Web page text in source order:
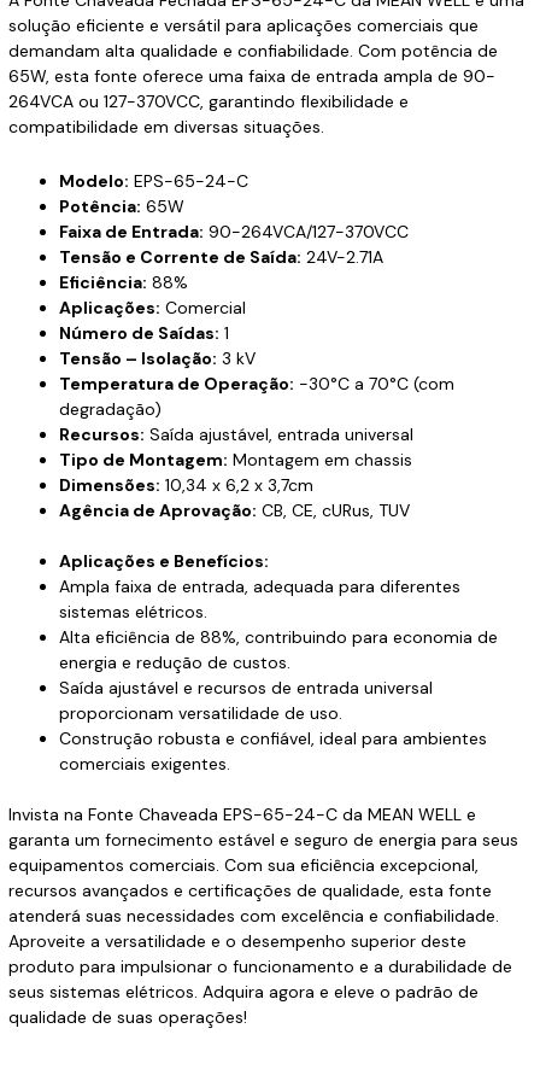
solução eficiente e versátil para aplicações comerciais que
demandam alta qualidade e confiabilidade. Com potência de
65W, esta fonte oferece uma faixa de entrada ampla de 90-
264VCA ou 127-370VCC, garantindo flexibilidade e
compatibilidade em diversas situações.
Modelo: EPS-65-24-C
Potência: 65W
Faixa de Entrada: 90-264VCA/127-370VCC
Tensão e Corrente de Saída: 24V-2.71A
Eficiência: 88%
Aplicações: Comercial
Número de Saídas: 1
Tensão – Isolação: 3 kV
Temperatura de Operação: -30°C a 70°C (com
degradação)
Recursos: Saída ajustável, entrada universal
Tipo de Montagem: Montagem em chassis
Dimensões: 10,34 x 6,2 x 3,7cm
Agência de Aprovação: CB, CE, cURus, TUV
Aplicações e Benefícios:
Ampla faixa de entrada, adequada para diferentes
sistemas elétricos.
Alta eficiência de 88%, contribuindo para economia de
energia e redução de custos.
Saída ajustável e recursos de entrada universal
proporcionam versatilidade de uso.
Construção robusta e confiável, ideal para ambientes
comerciais exigentes.
Invista na Fonte Chaveada EPS-65-24-C da MEAN WELL e
garanta um fornecimento estável e seguro de energia para seus
equipamentos comerciais. Com sua eficiência excepcional,
recursos avançados e certificações de qualidade, esta fonte
atenderá suas necessidades com excelência e confiabilidade.
Aproveite a versatilidade e o desempenho superior deste
produto para impulsionar o funcionamento e a durabilidade de
seus sistemas elétricos. Adquira agora e eleve o padrão de
qualidade de suas operações!